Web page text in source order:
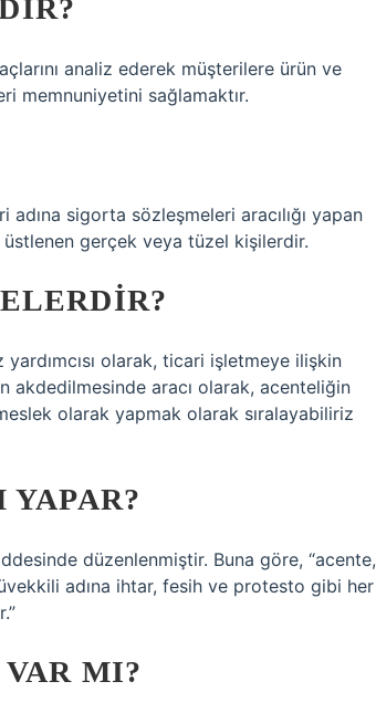
analiz ederek müşterilere ürün ve
memnuniyetini sağlamaktır.
sigorta sözleşmeleri aracılığı yapan
gerçek veya tüzel kişilerdir.
yardımcısı olarak, ticari işletmeye ilişkin
akdedilmesinde aracı olarak, acenteliğin
olarak yapmak olarak sıralayabiliriz
düzenlenmiştir. Buna göre, “acente,
adına ihtar, fesih ve protesto gibi her
MI?